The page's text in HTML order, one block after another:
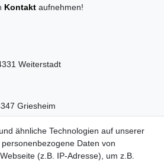
Kontakt aufnehmen!
Weiterstadt
Griesheim
Pfungstadt
ähnliche Technologien auf unserer
Daten von
(z.B. IP-Adresse), um z.B.